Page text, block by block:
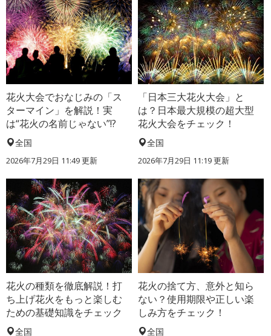
花火大会でおなじみの「ス
ターマイン」を解説！実
は“花火の名前じゃない”!?
全国
2026年7月29日 11:49 更新
「日本三大花火大会」と
は？日本最大規模の超大型
花火大会をチェック！
全国
2026年7月29日 11:19 更新
花火の種類を徹底解説！打
ち上げ花火をもっと楽しむ
ための基礎知識をチェック
全国
花火の捨て方、意外と知ら
ない？使用期限や正しい楽
しみ方をチェック！
全国